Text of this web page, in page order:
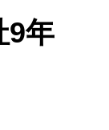
年